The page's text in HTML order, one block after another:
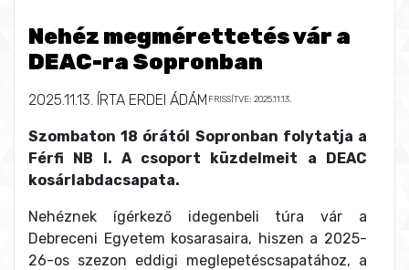
Nehéz megmérettetés vár a
DEAC-ra Sopronban
2025.11.13. ÍRTA ERDEI ÁDÁM FRISSÍTVE: 2025.11.13.
Szombaton 18 órától Sopronban folytatja a
Férfi NB I. A csoport küzdelmeit a DEAC
kosárlabdacsapata.
Nehéznek ígérkező idegenbeli túra vár a
Debreceni Egyetem kosarasaira, hiszen a 2025-
26-os szezon eddigi meglepetéscsapatához, a